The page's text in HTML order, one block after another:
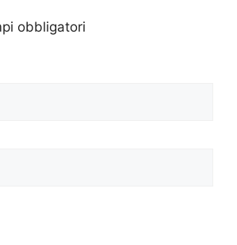
obbligatori